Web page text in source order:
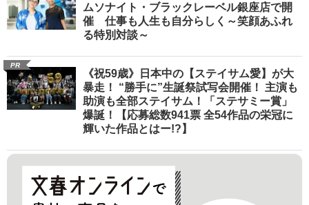
ムソナイト・ブラックレーベル銀座店で開
催 仕事も人生も自分らしく～笑顔あふれ
る特別対談～
PR
《祝59歳》日本中の【ステイサム愛】が大
暴走！ “勝手に”生誕祭試写会開催！ 主演も
助演も全部ステイサム！「ステサミー賞」
爆誕！【応募総数941票 全54作品の栄冠に
輝いた作品とはー!?】